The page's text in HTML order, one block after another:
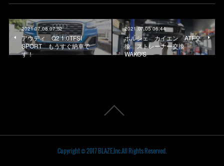
2021.07.08 07:52
アウディ Q2 1.0TFSI
SPORT もうすぐ納車で
す！
2021.07.05 06:44
ポルシェ カイエン ATF交
換 ストレーナー交換
WAKO'S
Copyright © 2017 BLAZE,Inc.All Rights Reserved.